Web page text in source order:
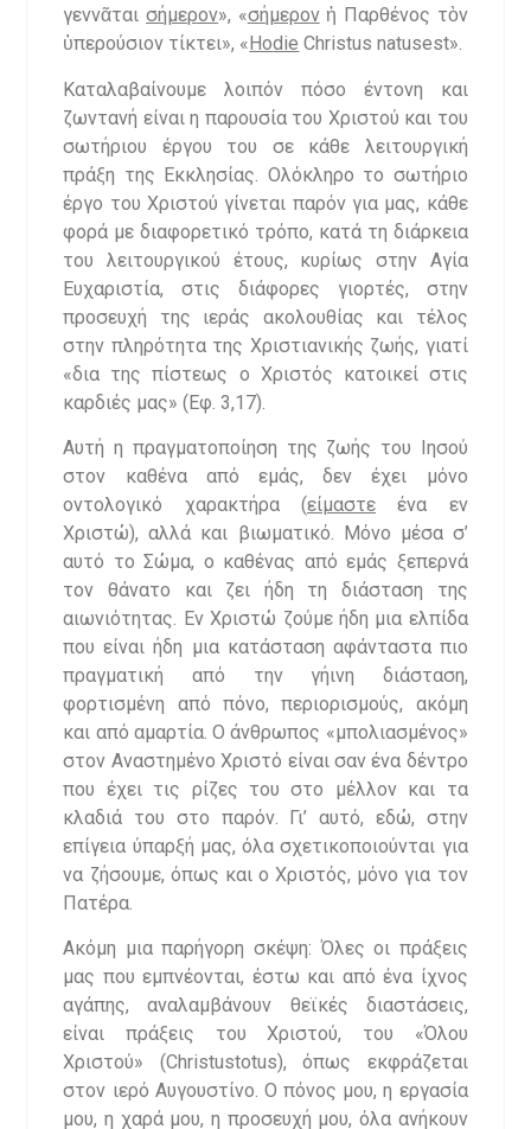
γεννᾶταισήμερον», «σήμερονἡ Παρθένος τὸν
ὑπερούσιον τίκτει», «Hodie Christus natusest».
Καταλαβαίνουμε λοιπόν πόσο έντονη και
ζωντανή είναι η παρουσία του Χριστού και του
σωτήριου έργου του σε κάθε λειτουργική
πράξη της Εκκλησίας. Ολόκληρο το σωτήριο
έργο του Χριστού γίνεται παρόν για μας, κάθε
φορά με διαφορετικό τρόπο, κατά τη διάρκεια
του λειτουργικού έτους, κυρίως στην Αγία
Ευχαριστία, στις διάφορες γιορτές, στην
προσευχή της ιεράς ακολουθίας και τέλος
στην πληρότητα της Χριστιανικής ζωής, γιατί
«δια της πίστεως ο Χριστός κατοικεί στις
καρδιές μας» (Εφ. 3,17).
Αυτή η πραγματοποίηση της ζωής του Ιησού
στον καθένα από εμάς, δεν έχει μόνο
οντολογικό χαρακτήρα (είμαστε ένα εν
Χριστώ), αλλά και βιωματικό. Μόνο μέσα σ’
αυτό το Σώμα, ο καθένας από εμάς ξεπερνά
τον θάνατο και ζει ήδη τη διάσταση της
αιωνιότητας. Εν Χριστώ ζούμε ήδη μια ελπίδα
που είναι ήδη μια κατάσταση αφάνταστα πιο
πραγματική από την γήινη διάσταση,
φορτισμένη από πόνο, περιορισμούς, ακόμη
και από αμαρτία. Ο άνθρωπος «μπολιασμένος»
στον Αναστημένο Χριστό είναι σαν ένα δέντρο
που έχει τις ρίζες του στο μέλλον και τα
κλαδιά του στο παρόν. Γι’ αυτό, εδώ, στην
επίγεια ύπαρξή μας, όλα σχετικοποι­ούνται για
να ζήσουμε, όπως και ο Χριστός, μόνο για τον
Πατέρα.
Ακόμη μια παρήγορη σκέψη: Όλες οι πράξεις
μας που εμπνέονται, έστω και από ένα ίχνος
αγάπης, αναλαμβάνουν θεϊκές διαστάσεις,
είναι πράξεις του Χριστού, του «Όλου
Χριστού» (Christustotus), όπως εκφράζεται
στον ιερό Αυγουστίνο. O πόνος μου, η εργασία
μου, η χαρά μου, η προσευχή μου, όλα ανήκουν